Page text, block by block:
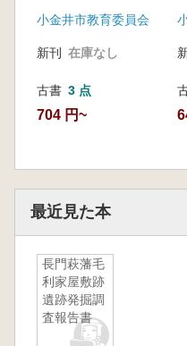
小金井市教育委員会
新刊 在庫なし
古書 3 点
704 円~
最近見た本
長門萩藩毛
利家屋敷跡
遺跡発掘調
査報告書